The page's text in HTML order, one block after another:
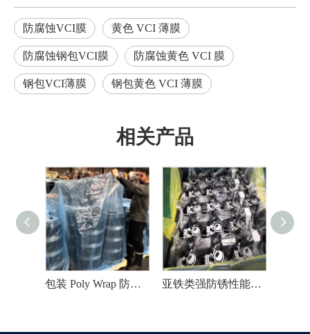
防腐蚀VCI膜 黄色 VCI 薄膜
防腐蚀钢包VCI膜 防腐蚀黄色 VCI 膜
钢包VCI薄膜 钢包黄色 VCI 薄膜
相关产品
亚铁类强防锈性能聚VCI薄膜 包装防锈包装高密度VCI膜